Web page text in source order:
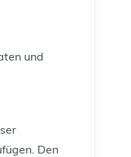
und
Den